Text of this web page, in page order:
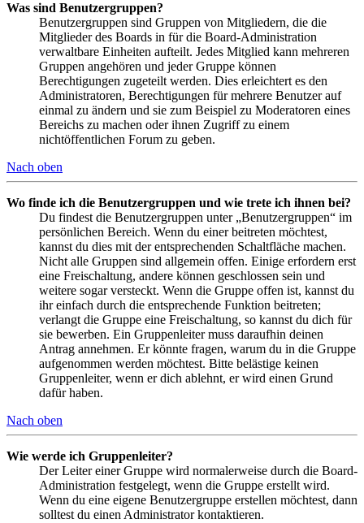
Was sind Benutzergruppen?
Benutzergruppen sind Gruppen von Mitgliedern, die die
Mitglieder des Boards in für die Board-Administration
verwaltbare Einheiten aufteilt. Jedes Mitglied kann mehreren
Gruppen angehören und jeder Gruppe können
Berechtigungen zugeteilt werden. Dies erleichtert es den
Administratoren, Berechtigungen für mehrere Benutzer auf
einmal zu ändern und sie zum Beispiel zu Moderatoren eines
Bereichs zu machen oder ihnen Zugriff zu einem
nichtöffentlichen Forum zu geben.
Nach oben
Wo finde ich die Benutzergruppen und wie trete ich ihnen bei?
Du findest die Benutzergruppen unter „Benutzergruppen“ im
persönlichen Bereich. Wenn du einer beitreten möchtest,
kannst du dies mit der entsprechenden Schaltfläche machen.
Nicht alle Gruppen sind allgemein offen. Einige erfordern erst
eine Freischaltung, andere können geschlossen sein und
weitere sogar versteckt. Wenn die Gruppe offen ist, kannst du
ihr einfach durch die entsprechende Funktion beitreten;
verlangt die Gruppe eine Freischaltung, so kannst du dich für
sie bewerben. Ein Gruppenleiter muss daraufhin deinen
Antrag annehmen. Er könnte fragen, warum du in die Gruppe
aufgenommen werden möchtest. Bitte belästige keinen
Gruppenleiter, wenn er dich ablehnt, er wird einen Grund
dafür haben.
Nach oben
Wie werde ich Gruppenleiter?
Der Leiter einer Gruppe wird normalerweise durch die Board-
Administration festgelegt, wenn die Gruppe erstellt wird.
Wenn du eine eigene Benutzergruppe erstellen möchtest, dann
solltest du einen Administrator kontaktieren.